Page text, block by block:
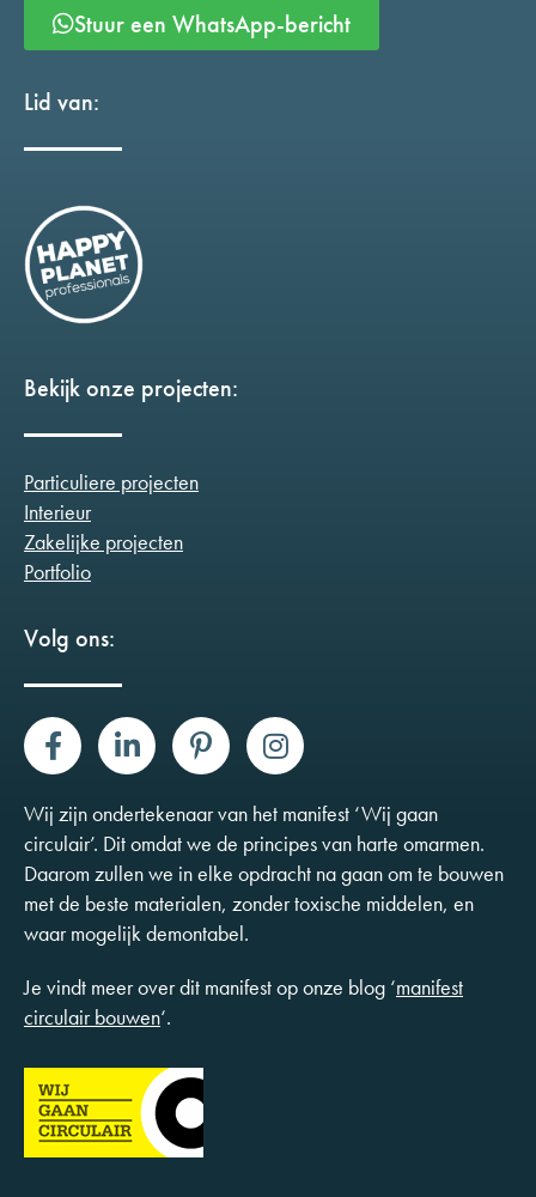
Stuur een WhatsApp-bericht
Lid van:
Bekijk onze projecten:
Particuliere projecten
Interieur
Zakelijke projecten
Portfolio
Volg ons:
Wij zijn ondertekenaar van het manifest ‘Wij gaan
circulair’. Dit omdat we de principes van harte omarmen.
Daarom zullen we in elke opdracht na gaan om te bouwen
met de beste materialen, zonder toxische middelen, en
waar mogelijk demontabel.
Je vindt meer over dit manifest op onze blog ‘manifest
circulair bouwen‘.